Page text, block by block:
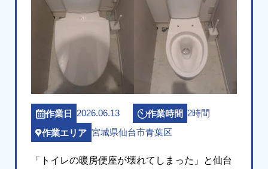
作業日 2026.06.13 作業時間 2時間
作業エリア 宮城県仙台市青葉区
「トイレの暖房便座が壊れてしまった」と仙台